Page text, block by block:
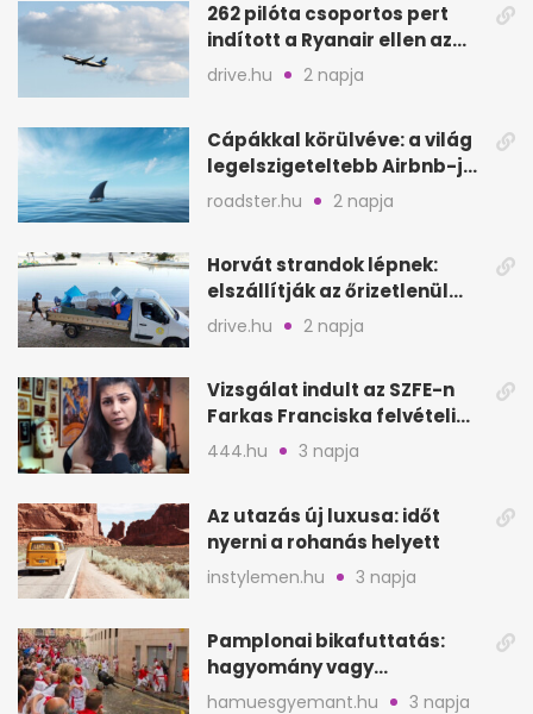
262 pilóta csoportos pert
indított a Ryanair ellen az
Egyesült Királyságban
drive.hu 2 napja
Cápákkal körülvéve: a világ
legelszigeteltebb Airbnb-je
a nyílt tengeren
roadster.hu 2 napja
Horvát strandok lépnek:
elszállítják az őrizetlenül
hagyott törölközőket
drive.hu 2 napja
Vizsgálat indult az SZFE-n
Farkas Franciska felvételi
videója után
444.hu 3 napja
Az utazás új luxusa: időt
nyerni a rohanás helyett
instylemen.hu 3 napja
Pamplonai bikafuttatás:
hagyomány vagy
értelmetlen vérontás?
hamuesgyemant.hu 3 napja